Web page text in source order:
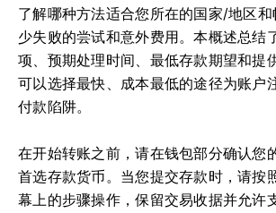
了解哪种方法适合您所在的国家/地区
少失败的尝试和意外费用。本概述总结
项、预期处理时间、最低存款期望和提
可以选择最快、成本最低的途径为账户
付款陷阱。
在开始转账之前，请在钱包部分确认您
首选存款货币。当您提交存款时，请按
幕上的步骤操作，保留交易收据并允许